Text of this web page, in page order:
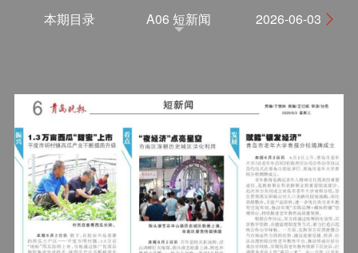
本期目录 A06 短新闻 2026-06-03